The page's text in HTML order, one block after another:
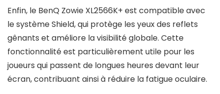
Enfin, le BenQ Zowie XL2566K+ est compatible avec
le système Shield, qui protège les yeux des reflets
gênants et améliore la visibilité globale. Cette
fonctionnalité est particulièrement utile pour les
joueurs qui passent de longues heures devant leur
écran, contribuant ainsi à réduire la fatigue oculaire.